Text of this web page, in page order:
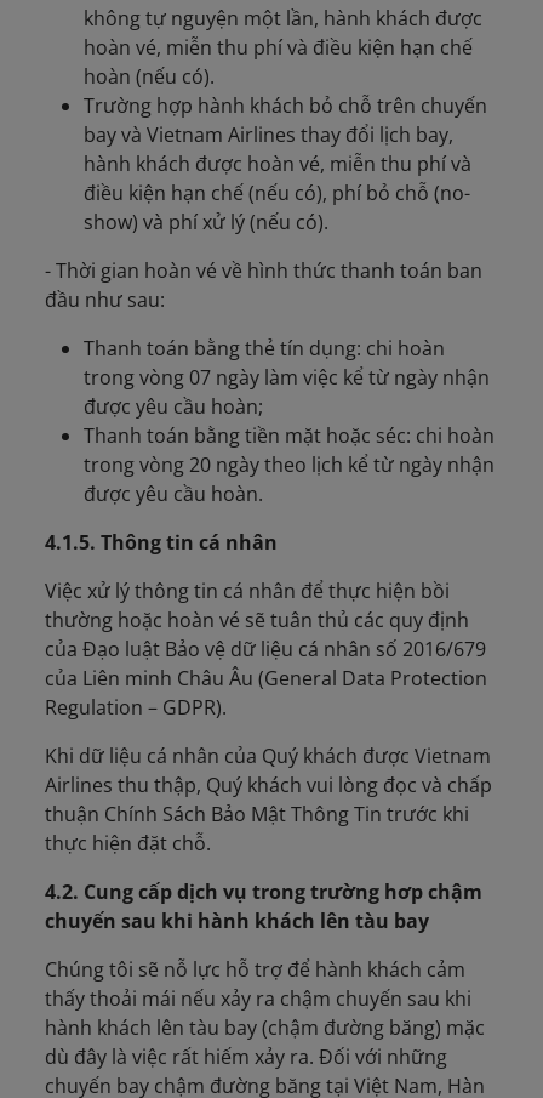
không tự nguyện một lần, hành khách được
hoàn vé, miễn thu phí và điều kiện hạn chế
hoàn (nếu có).
Trường hợp hành khách bỏ chỗ trên chuyến
bay và Vietnam Airlines thay đổi lịch bay,
hành khách được hoàn vé, miễn thu phí và
điều kiện hạn chế (nếu có), phí bỏ chỗ (no-
show) và phí xử lý (nếu có).
- Thời gian hoàn vé về hình thức thanh toán ban
đầu như sau:
Thanh toán bằng thẻ tín dụng: chi hoàn
trong vòng 07 ngày làm việc kể từ ngày nhận
được yêu cầu hoàn;
Thanh toán bằng tiền mặt hoặc séc: chi hoàn
trong vòng 20 ngày theo lịch kể từ ngày nhận
được yêu cầu hoàn.
4.1.5. Thông tin cá nhân
Việc xử lý thông tin cá nhân để thực hiện bồi
thường hoặc hoàn vé sẽ tuân thủ các quy định
của Đạo luật Bảo vệ dữ liệu cá nhân số 2016/679
của Liên minh Châu Âu (General Data Protection
Regulation – GDPR).
Khi dữ liệu cá nhân của Quý khách được Vietnam
Airlines thu thập, Quý khách vui lòng đọc và chấp
thuận Chính Sách Bảo Mật Thông Tin trước khi
thực hiện đặt chỗ.
4.2. Cung cấp dịch vụ trong trường hơp chậm
chuyến sau khi hành khách lên tàu bay
Chúng tôi sẽ nỗ lực hỗ trợ để hành khách cảm
thấy thoải mái nếu xảy ra chậm chuyến sau khi
hành khách lên tàu bay (chậm đường băng) mặc
dù đây là việc rất hiếm xảy ra. Đối với những
chuyến bay chậm đường băng tại Việt Nam, Hàn